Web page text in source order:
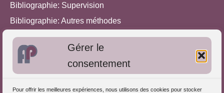
Gérer le
consentement
Pour offrir les meilleures expériences, nous utilisons des cookies pour stocker
Bibliographie: Supervision
Bibliographie: Autres méthodes
Approches de l'Analyse des pratiques
Autres informations
S'inscrire dans l'Annuaire